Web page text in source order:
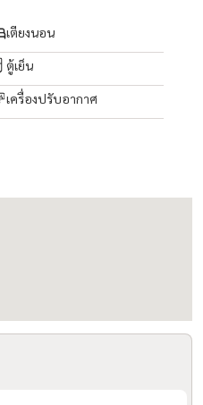
เตียงนอน
ตู้เย็น
เครื่องปรับอากาศ